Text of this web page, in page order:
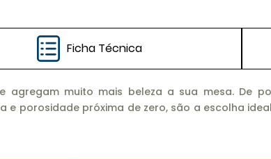
Ficha Técnica
muito mais beleza a sua mesa. De
e porosidade próxima de zero, são a escolha